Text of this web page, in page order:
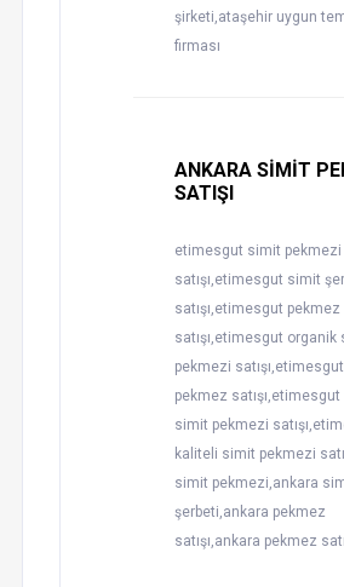
şirketi,ataşehir uygun
firması
ANKARA SİMİT
SATIŞI
etimesgut simit pekmezi
satışı,etimesgut simit
satışı,etimesgut pekmez
satışı,etimesgut organik
pekmezi
pekmez satışı,etimesgut
simit pekmezi
kaliteli simit pekmezi
simit pekmezi,ankara
şerbeti,ankara pekmez
satışı,ankara pekmez